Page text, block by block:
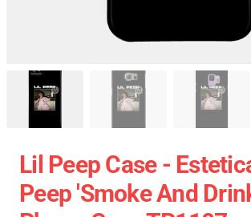
Lil Peep Case -
Peep 'Smoke And